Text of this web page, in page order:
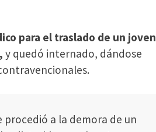
para el traslado de un joven
y quedó internado, dándose
a la demora de un